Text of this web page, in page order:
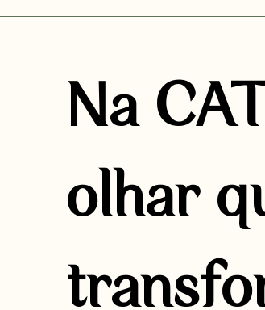
Na
olhar